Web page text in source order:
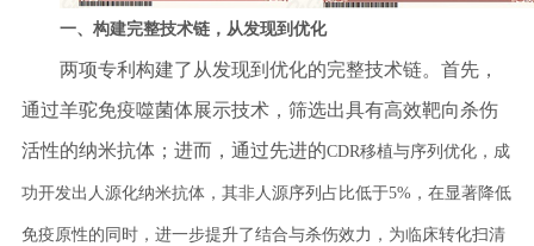
一、构建完整技术链，从发现到优化
两项专利构建了从发现到优化的完整技术链。首先，
通过羊驼免疫噬菌体展示技术，筛选出具有高效靶向杀伤
活性的纳米抗体；进而，通过先进的CDR移植与序列优化，成
功开发出人源化纳米抗体，其非人源序列占比低于5%，在显著降低
免疫原性的同时，进一步提升了结合与杀伤效力，为临床转化扫清